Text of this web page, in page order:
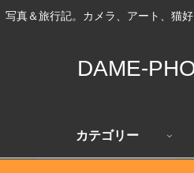
写真＆旅行記。カメラ、アート、猫
DAME-
カテゴリー